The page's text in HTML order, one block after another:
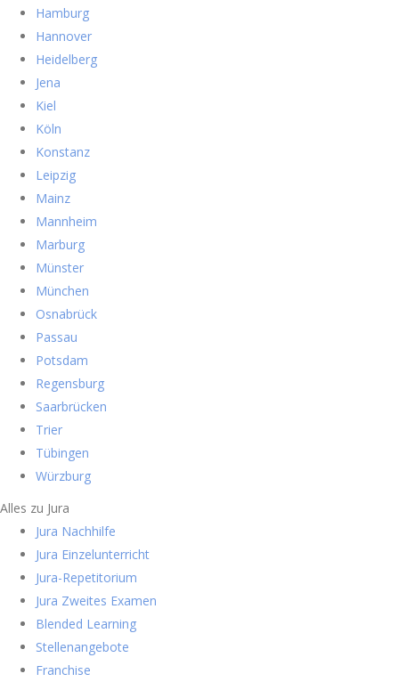
Hamburg
Hannover
Heidelberg
Jena
Kiel
Köln
Konstanz
Leipzig
Mainz
Mannheim
Marburg
Münster
München
Osnabrück
Passau
Potsdam
Regensburg
Saarbrücken
Trier
Tübingen
Würzburg
Alles zu Jura
Jura Nachhilfe
Jura Einzelunterricht
Jura-Repetitorium
Jura Zweites Examen
Blended Learning
Stellenangebote
Franchise